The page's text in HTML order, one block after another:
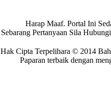
Harap Maaf. Portal Ini
Sebarang Pertanyaan Sila
Hak Cipta Terpelihara © 2014
Paparan terbaik dengan